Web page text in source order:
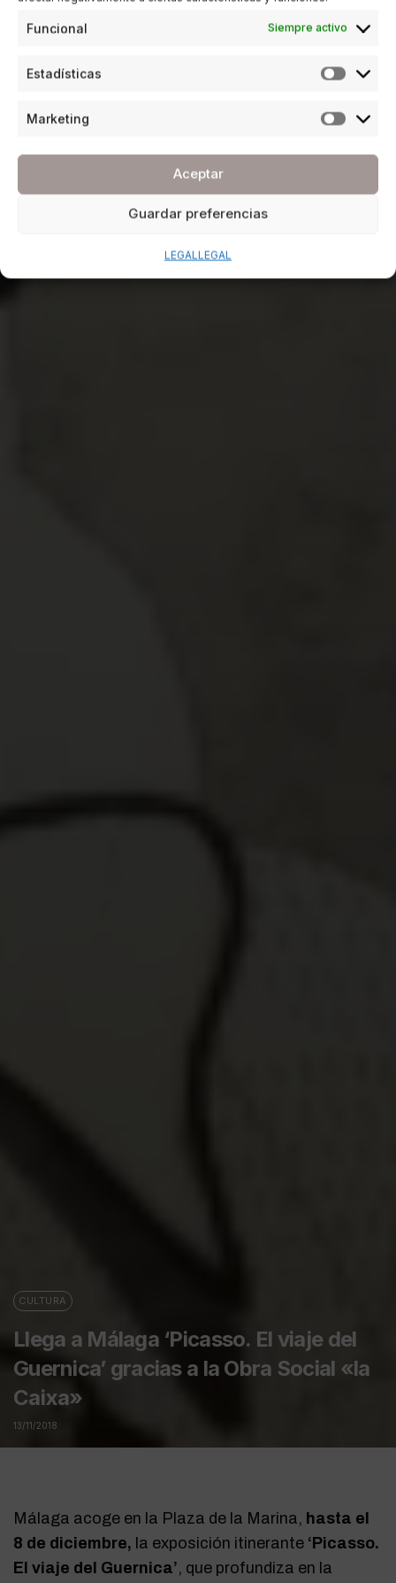
Funcional Siempre activo
Estadísticas
Marketing
Aceptar
Guardar preferencias
LEGALLEGAL
CULTURA
Llega a Málaga ‘Picasso. El viaje del
Guernica’ gracias a la Obra Social «la
Caixa»
13/11/2018
Málaga acoge en la Plaza de la Marina, hasta el
8 de diciembre, la exposición itinerante ‘Picasso.
El viaje del Guernica’, que profundiza en la